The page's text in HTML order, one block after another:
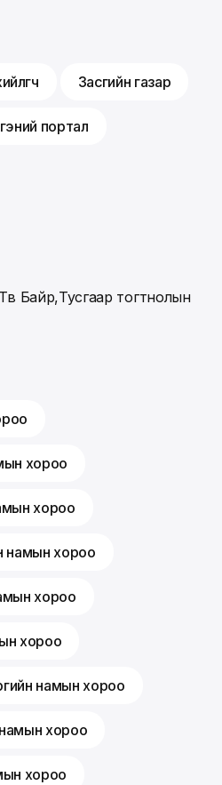
Засгийн газар
портал
Байр,Тусгаар тогтнолын
хороо
хороо
намын хороо
хороо
хороо
намын хороо
хороо
хороо